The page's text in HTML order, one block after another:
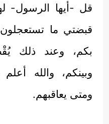
قل -أيها الرسول-
قبضتي ما تستعجلون
بكم، وعند ذلك
وبينكم، والله
ومتى يعاقبهم.